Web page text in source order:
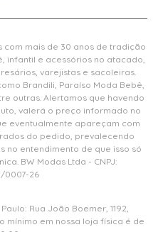
mais de 30 anos de tradição
infantil e acessórios no atacado,
varejistas e sacoleiras.
Brandili, Paraíso Moda Bebê,
outras. Alertamos que havendo
valerá o preço informado no
eventualmente apareçam com
do pedido, prevalecendo
no entendimento de que isso só
BW Modas Ltda - CNPJ:
0007-26
Rua João Boemer, 1192,
mínimo em nossa loja física é de